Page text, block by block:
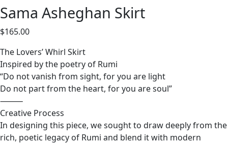
Sama Asheghan Skirt
$165.00
The Lovers’ Whirl Skirt
Inspired by the poetry of Rumi
“Do not vanish from sight, for you are light
Do not part from the heart, for you are soul”
⸻
Creative Process
In designing this piece, we sought to draw deeply from the
rich, poetic legacy of Rumi and blend it with modern